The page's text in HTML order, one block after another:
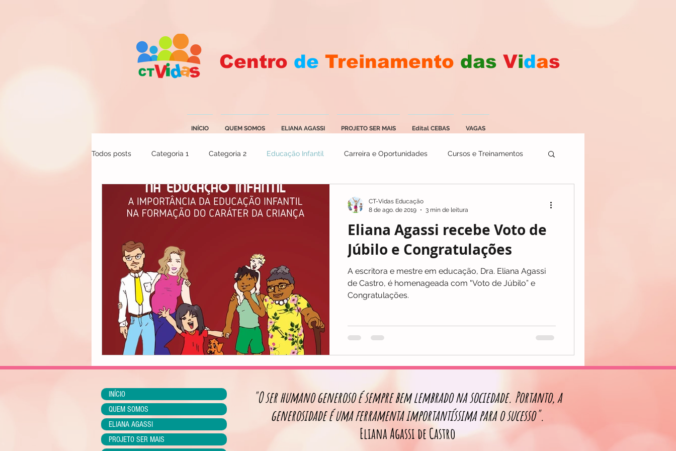
Centro de Treinamento das Vidas
INÍCIO QUEM SOMOS ELIANA AGASSI PROJETO SER MAIS Edital CEBAS VAGAS
Todos posts Categoria 1 Categoria 2 Educação Infantil Carreira e Oportunidades Cursos e Treinamentos
Eliana Agassi recebe Voto de
Júbilo e Congratulações
A escritora e mestre em educação, Dra. Eliana Agassi
de Castro, é homenageada com "Voto de Júbilo” e
Congratulações.
CT-Vidas Educação
8 de ago. de 2019
3 min de leitura
INÍCIO
QUEM SOMOS
ELIANA AGASSI
PROJETO SER MAIS
"O ser humano generoso é sempre bem lembrado na sociedade. Portanto, a
generosidade é uma ferramenta importantíssima parao sucesso".
Eliana Agassi de Castro